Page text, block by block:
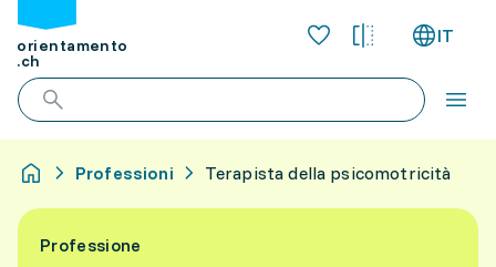
orientamento
.ch
IT
Professioni Terapista della psicomotricità
Professione